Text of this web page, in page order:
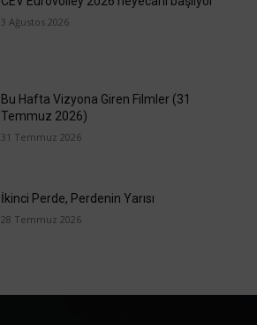
3 Ağustos 2026
Bu Hafta Vizyona Giren Filmler (31
Temmuz 2026)
31 Temmuz 2026
İkinci Perde, Perdenin Yarısı
28 Temmuz 2026